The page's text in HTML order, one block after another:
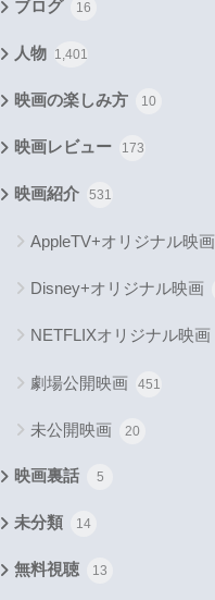
ブログ 16
人物 1,401
映画の楽しみ方 10
映画レビュー 173
映画紹介 531
AppleTV+オリジナル映画
Disney+オリジナル映画
NETFLIXオリジナル映画
劇場公開映画 451
未公開映画 20
映画裏話 5
未分類 14
無料視聴 13